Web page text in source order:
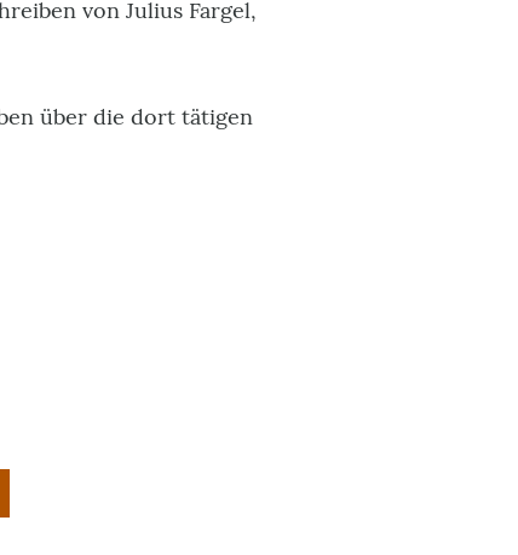
von Julius Fargel,
über die dort tätigen